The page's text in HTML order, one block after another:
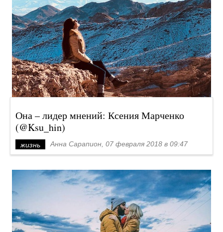
Она – лидер мнений: Ксения Марченко
(@Ksu_hin)
жизнь Анна Сарапион, 07 февраля 2018 в 09:47